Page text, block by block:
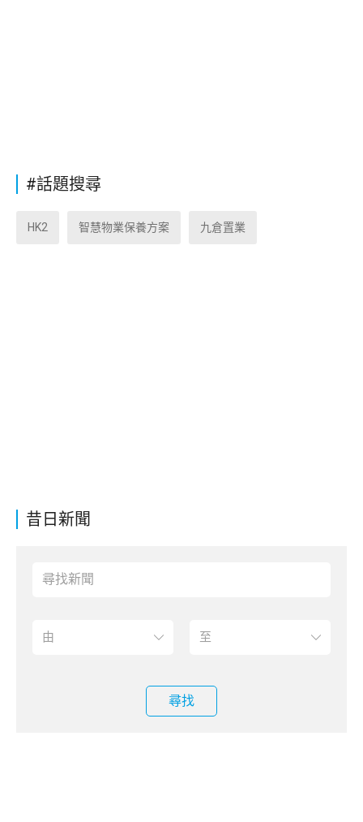
昔日新聞
尋找
#話題搜尋
HK2 智慧物業保養方案 九倉置業